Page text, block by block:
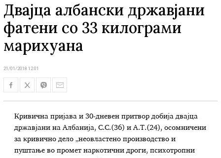
Двајца албански државјани
фатени со 33 килограми
марихуана
21/01/2018 12:01
Кривична пријава и 30-дневен притвор добија двајца
државјани на Албанија, С.С.(36) и А.Т.(24), осомничени
за кривично дело „неовластено производство и
пуштање во промет наркотични дроги, психотропни